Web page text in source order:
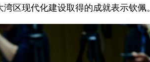
区现代化建设取得的成就表示钦佩。